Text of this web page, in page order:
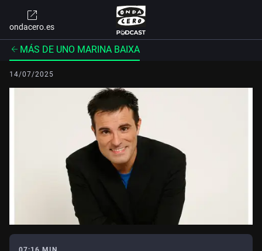
ondacero.es
MÁS DE UNO MARINA BAIXA
14/07/2025